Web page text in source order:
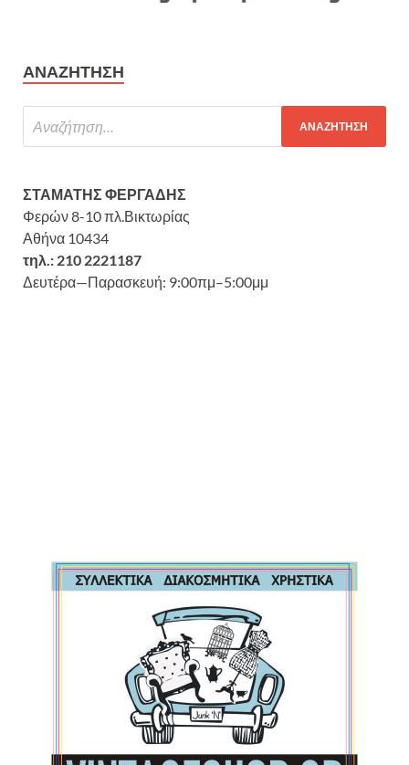
ΑΝΑΖΉΤΗΣΗ
ΣΤΑΜΑΤΗΣ ΦΕΡΓΑΔΗΣ
Φερών 8-10 πλ.Βικτωρίας
Αθήνα 10434
τηλ.: 210 2221187
Δευτέρα—Παρασκευή: 9:00πμ–5:00μμ